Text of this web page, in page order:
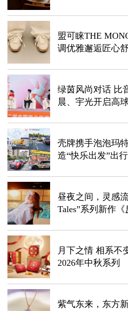
盟可睐THE
调优雅邂逅匠心
绿茵风尚对话 比
晨、宇光开启高
壳牌携手泡泡玛
造“快乐出发”出
昼夜之间，灵感
Tales”系列新作
月下之情 相系不
2026年中秋系列
紫气东来，东方